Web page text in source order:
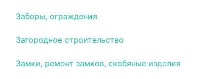
Заборы, ограждения
Загородное строительство
Замки, ремонт замков, скобяные изделия